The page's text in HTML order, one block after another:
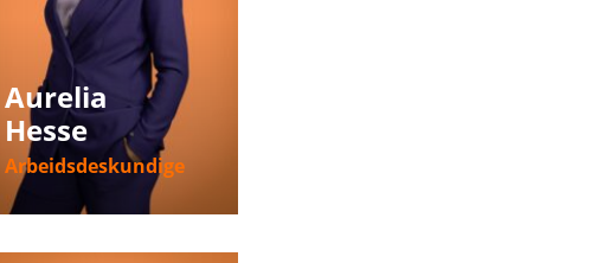
Aurelia
Hesse
Arbeidsdeskundige
Meer informatie